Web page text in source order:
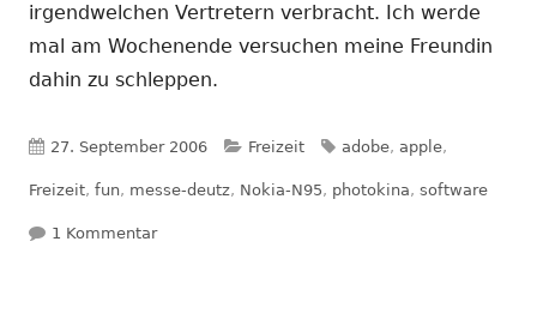
irgendwelchen Vertretern verbracht. Ich werde
mal am Wochenende versuchen meine Freundin
dahin zu schleppen.
Veröffentlicht
am
27. September 2006 Kategorien
Freizeit Schlagwörter
adobe, apple,
Freizeit, fun, messe-deutz, Nokia-N95, photokina, software
1 Kommentarzu Photokina 2006